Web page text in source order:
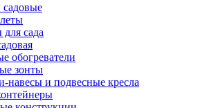
садовые
сада
обогреватели
зонты
навесы и подвесные кресла